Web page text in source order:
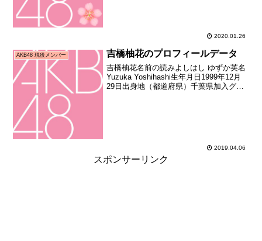
2020.01.26
AKB48 現役メンバー 吉橋柚花のプロフィールデータ
吉橋柚花名前の読みよしはし ゆずか英名
Yuzuka Yoshihashi生年月日1999年12月
29日出身地（都道府県）千葉県加入グル
2019.04.06
スポンサーリンク